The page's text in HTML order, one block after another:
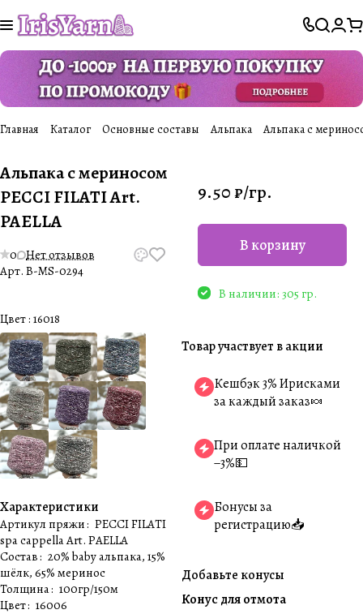
Главная Каталог Основные составы Альпака Альпака с
Альпака с мериносом
PECCI FILATI Art.
PAELLA
0 Нет отзывов
Арт. B-MS-0294
Цвет : 16018
Характеристики
Артикул пряжи: PECCI FILATI
spa cappella Art. PAELLA
Состав: 20% baby альпака, 15%
шёлк, 65% меринос
Толщина: 100гр/150м
Цвет: 16006
9.50 ₽/гр.
В корзину
В наличии: 305 гр.
Товар участвует в акции
Кешбэк 3% Ирисками
за каждый заказ🍬
При оплате наличкой
−3%💵
Бонусы за
регистрацию📥
Добавьте конусы
Конус для отмота